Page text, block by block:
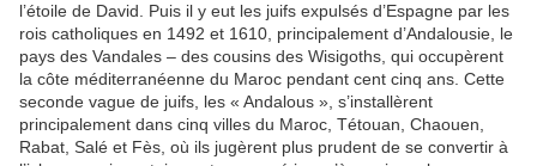
l’étoile de David. Puis il y eut les juifs expulsés d’Espagne par les
rois catholiques en 1492 et 1610, principalement d’Andalousie, le
pays des Vandales – des cousins des Wisigoths, qui occupèrent
la côte méditerranéenne du Maroc pendant cent cinq ans. Cette
seconde vague de juifs, les « Andalous », s’installèrent
principalement dans cinq villes du Maroc, Tétouan, Chaouen,
Rabat, Salé et Fès, où ils jugèrent plus prudent de se convertir à